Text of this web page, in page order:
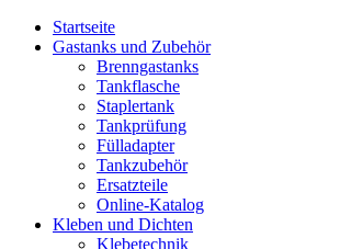
Startseite
Gastanks und Zubehör
Brenngastanks
Tankflasche
Staplertank
Tankprüfung
Fülladapter
Tankzubehör
Ersatzteile
Online-Katalog
Kleben und Dichten
Klebetechnik